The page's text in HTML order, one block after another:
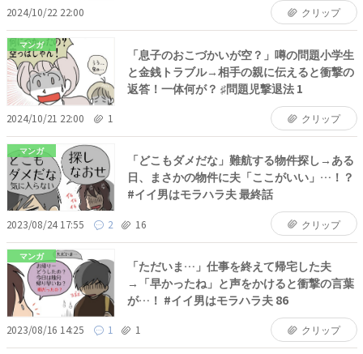
2024/10/22 22:00 クリップ
マンガ
「息子のおこづかいが空？」噂の問題小学生
と金銭トラブル→相手の親に伝えると衝撃の
返答！一体何が？ ♯問題児撃退法 1
2024/10/21 22:00 1 クリップ
マンガ
「どこもダメだな」難航する物件探し→ある
日、まさかの物件に夫「ここがいい」…！？
#イイ男はモラハラ夫 最終話
2023/08/24 17:55 2 16 クリップ
マンガ
「ただいま…」仕事を終えて帰宅した夫
→「早かったね」と声をかけると衝撃の言葉
が…！ #イイ男はモラハラ夫 86
2023/08/16 14:25 1 1 クリップ